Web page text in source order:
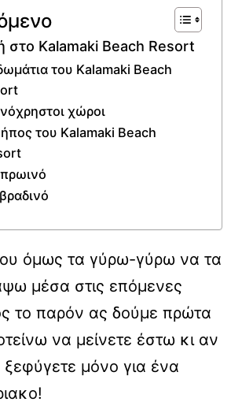
στο Kalamaki Beach Resort
του Kalamaki Beach
χώροι
του Kalamaki Beach
όμως τα γύρω-γύρω να τα
μέσα στις επόμενες
το παρόν ας δούμε πρώτα
να μείνετε έστω κι αν
ξεφύγετε μόνο για ένα